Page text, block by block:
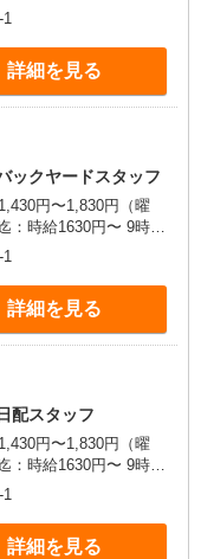
降：時給1580円〜 ★土
※アルバイトさんの
わせください
1
詳細を見る
ックヤードスタッフ
円〜1,830円（曜
：時給1630円〜 9時以
降：時給1580円〜 ★土
※アルバイトさんの
わせください
1
詳細を見る
配スタッフ
円〜1,830円（曜
：時給1630円〜 9時以
降：時給1580円〜 ★土
※アルバイトさんの
わせください
1
詳細を見る